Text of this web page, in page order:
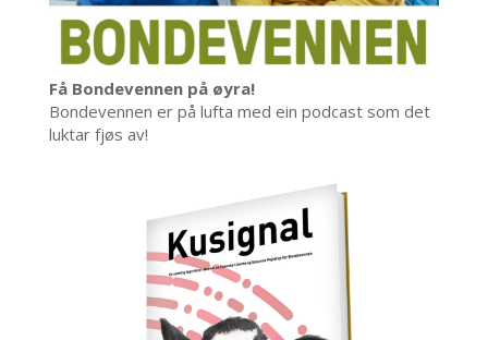
Få Bondevennen på øyra!
Bondevennen er på lufta med ein podcast som det
luktar fjøs av!